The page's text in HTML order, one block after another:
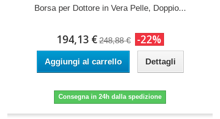
Borsa per Dottore in Vera Pelle, Doppio...
194,13 € 248,88 € -22%
Aggiungi al carrello Dettagli
Consegna in 24h dalla spedizione